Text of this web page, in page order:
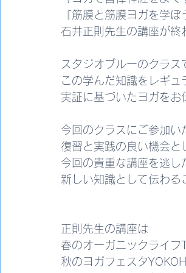
『筋膜と筋膜ヨガを学ぼ
石井正則先生の講座が終
スタジオブルーのクラス
この学んだ知識をレギュ
実証に基づいたヨガをお
今回のクラスにご参加い
復習と実践の良い機会と
今回の貴重な講座を逃し
新しい知識として伝わ
正則先生の講座は
春のオーガニックライフ
秋のヨガフェスタ